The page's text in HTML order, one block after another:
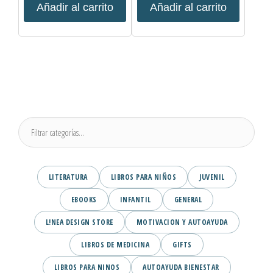
Añadir al carrito Añadir al carrito
LITERATURA LIBROS PARA NIÑOS JUVENIL
EBOOKS INFANTIL GENERAL
L!NEA DESIGN STORE MOTIVACION Y AUTOAYUDA
LIBROS DE MEDICINA GIFTS
LIBROS PARA NINOS AUTOAYUDA BIENESTAR